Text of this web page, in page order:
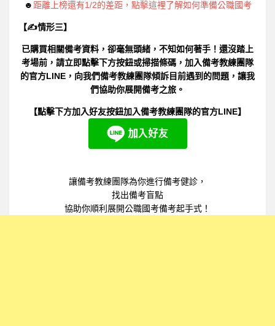
☻ 距離上榜還有1/2的差距，點擊這裡了解如何準備公職國考
【✍情形三】
已購買相關備考資料，卻毫無頭緒，不知如何著手！還沒踏上
考場前，請立即點擊下方按鈕或掃描條碼，加入備考教練團隊
的官方LINE，向我們備考教練團隊傾訴目前遇到的問題，讓我
們協助你展開備考之旅。
【點擊下方加入好友按鈕加入備考教練團隊的官方LINE】
讓備考教練團隊為你進行備考健診，
找出備考盲點
協助你順利展開公職國考備考起手式！
****【點擊上方按鈕訂閱該頻道】****
下方的訂閱按鈕，參與備考教練團隊Youtube官方頻
道，透過系統化備考策略影片，輕鬆提升自己的備考
實力！ 咱們系統式備考策略影片中見。
AI備考時代來臨，不懂AI備考的國考生將被淘汰!
點擊我了解如何善用AI來準備國家考試，讓準備國考
，目前已超過百位國考生偷偷在使用AI國
*************************************************************